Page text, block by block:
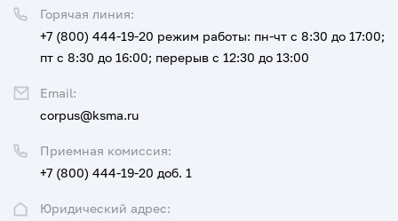
Юридический адрес:
Приемная комиссия:
+7 (800) 444-19-20 доб. 1
Горячая линия:
+7 (800) 444-19-20 режим работы: пн-чт с 8:30 до 17:00;
пт с 8:30 до 16:00; перерыв с 12:30 до 13:00
Email:
corpus@ksma.ru